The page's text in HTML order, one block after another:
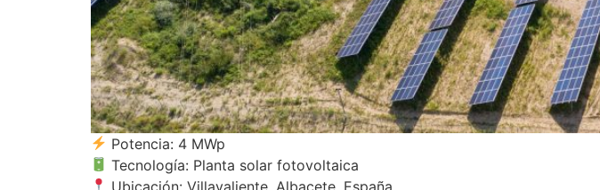
Potencia: 4 MWp
Tecnología: Planta solar fotovoltaica
Ubicación: Villavaliente, Albacete, España